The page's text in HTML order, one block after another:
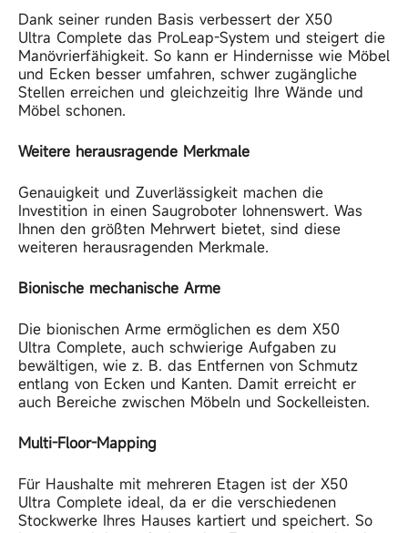
Dank seiner runden Basis verbessert der X50
Ultra Complete das ProLeap-System und steigert die
Manövrierfähigkeit. So kann er Hindernisse wie Möbel
und Ecken besser umfahren, schwer zugängliche
Stellen erreichen und gleichzeitig Ihre Wände und
Möbel schonen.
Weitere herausragende Merkmale
Genauigkeit und Zuverlässigkeit machen die
Investition in einen Saugroboter lohnenswert. Was
Ihnen den größten Mehrwert bietet, sind diese
weiteren herausragenden Merkmale.
Bionische mechanische Arme
Die bionischen Arme ermöglichen es dem X50
Ultra Complete, auch schwierige Aufgaben zu
bewältigen, wie z. B. das Entfernen von Schmutz
entlang von Ecken und Kanten. Damit erreicht er
auch Bereiche zwischen Möbeln und Sockelleisten.
Multi-Floor-Mapping
Für Haushalte mit mehreren Etagen ist der X50
Ultra Complete ideal, da er die verschiedenen
Stockwerke Ihres Hauses kartiert und speichert. So